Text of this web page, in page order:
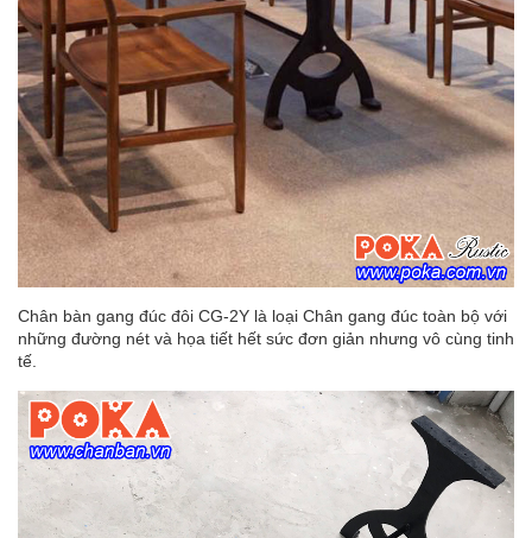
Chân bàn gang đúc đôi CG-2Y là loại Chân gang đúc toàn bộ với
những đường nét và họa tiết hết sức đơn giản nhưng vô cùng tinh
tế.